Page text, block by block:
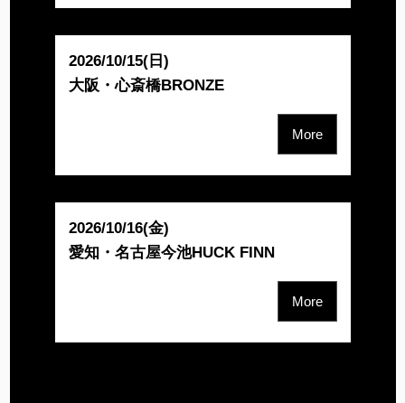
2026/10/15(日)
大阪・心斎橋BRONZE
More
2026/10/16(金)
愛知・名古屋今池HUCK FINN
More